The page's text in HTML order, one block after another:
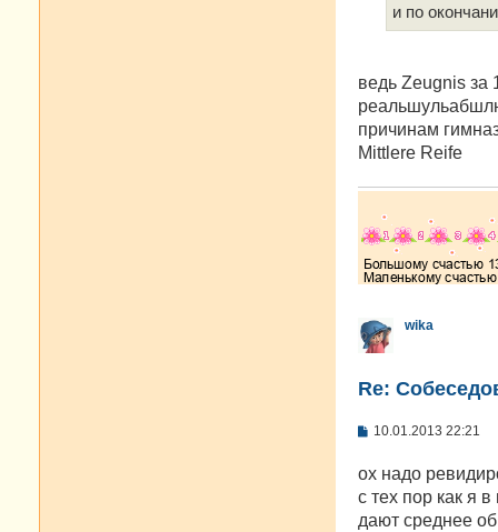
и по
ведь Zeugnis за
причинам
Mittlere Reife
wika
Re:
С
б
щ
е
н
10.01.2013 22:21
ох надо
с тех пор как я
дают среднее